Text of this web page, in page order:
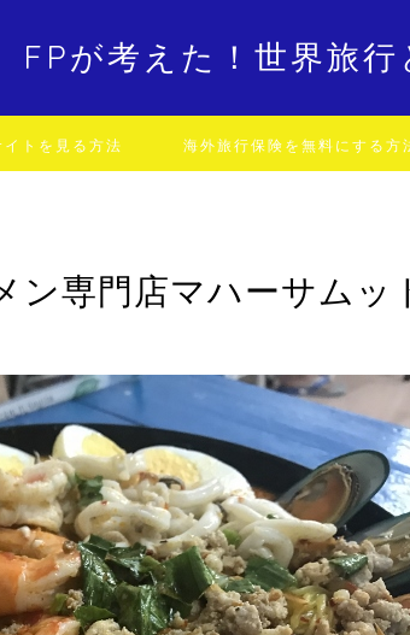
FPが考えた！世界旅行
トを見る方法 海外旅行保険を無料にする方
ン専門店マハーサムッ